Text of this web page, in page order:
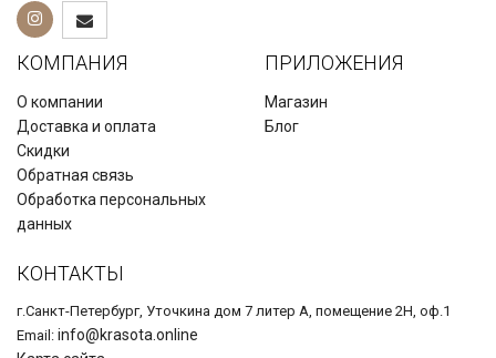
КОМПАНИЯ
О компании
Доставка и оплата
Скидки
Обратная связь
Обработка персональных
данных
ПРИЛОЖЕНИЯ
Магазин
Блог
КОНТАКТЫ
г.Санкт-Петербург, Уточкина дом 7 литер А, помещение 2Н, оф.1
Email: info@krasota.online